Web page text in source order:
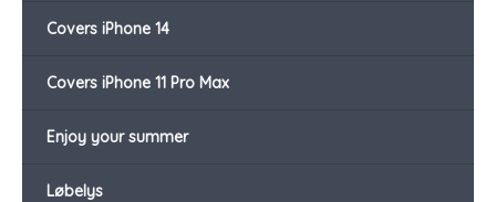
Covers iPhone 14
Covers iPhone 11 Pro Max
Enjoy your summer
Løbelys